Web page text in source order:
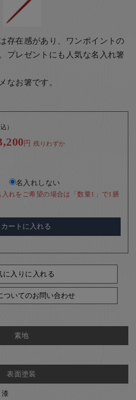
存在感があり、ワンポイントの
プレゼントにも人気な名入れ箸
なお箸です。
）
円 残りわずか
名入れしない
れをご希望の場合は「数量1」で1膳
カートに入れる
に入りに入れる
ついてのお問い合わせ
素地
表面塗装